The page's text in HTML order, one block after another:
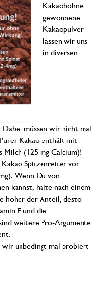
Kakaobohne
gewonnene
Kakaopulver
lassen wir uns
in diversen
müssen wir nicht mal
Kakao enthält mit
Milch (125 mg Calcium)!
Kakao Spitzenreiter vor
Wenn Du von
kannst, halte nach einem
höher der Anteil, desto
E und die
weitere Pro-Argumente
wir unbedingt mal probiert